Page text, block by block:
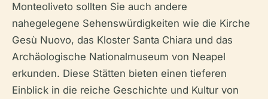
Monteoliveto sollten Sie auch andere
nahegelegene Sehenswürdigkeiten wie die Kirche
Gesù Nuovo, das Kloster Santa Chiara und das
Archäologische Nationalmuseum von Neapel
erkunden. Diese Stätten bieten einen tieferen
Einblick in die reiche Geschichte und Kultur von